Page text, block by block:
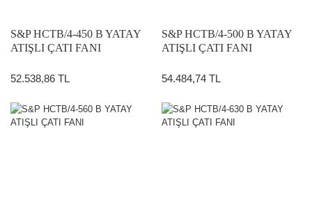
S&P HCTB/4-450 B YATAY
ATIŞLI ÇATI FANI
52.538,86 TL
S&P HCTB/4-500 B YATAY
ATIŞLI ÇATI FANI
54.484,74 TL